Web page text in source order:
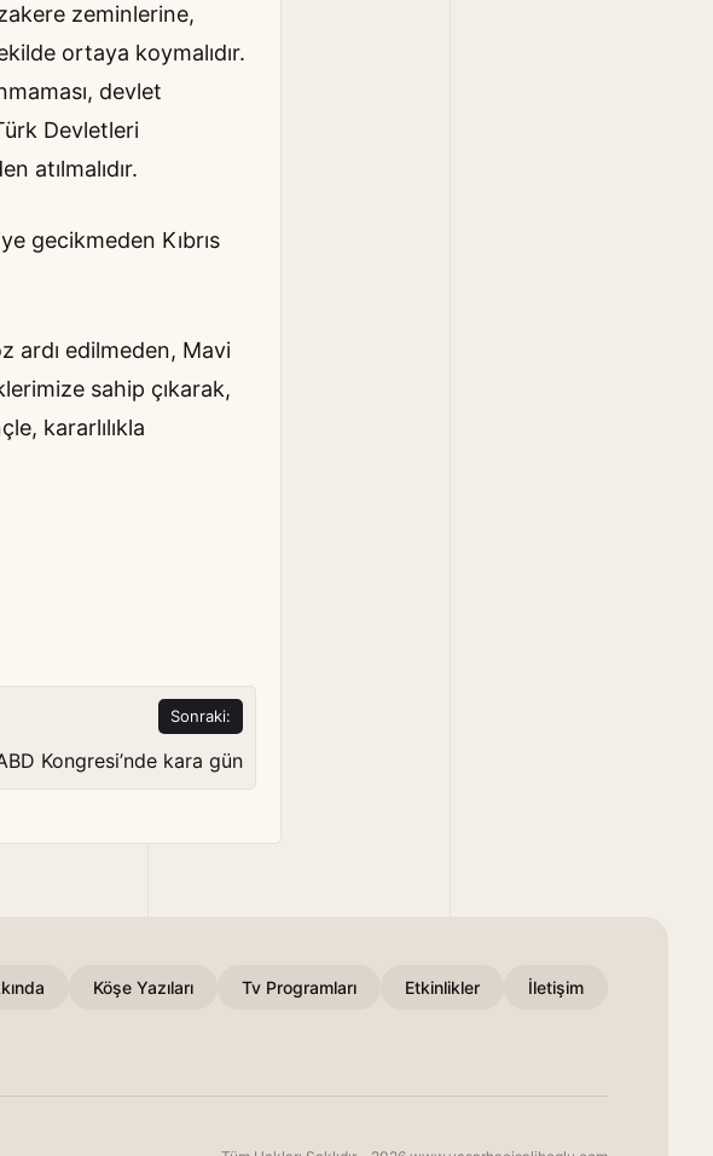
zeminlerine,
ortaya koymalıdır.
devlet
Devletleri
atılmalıdır.
gecikmeden Kıbrıs
ardı edilmeden, Mavi
sahip çıkarak,
kararlılıkla
Sonraki:
Kongresi’nde kara gün
Köşe Yazıları Tv Programları Etkinlikler İletişim